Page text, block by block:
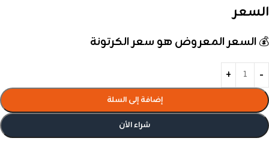
السعر
💰السعر المعروض هو سعر الكرتونة
إضافة إلى السلة
شراء الأن